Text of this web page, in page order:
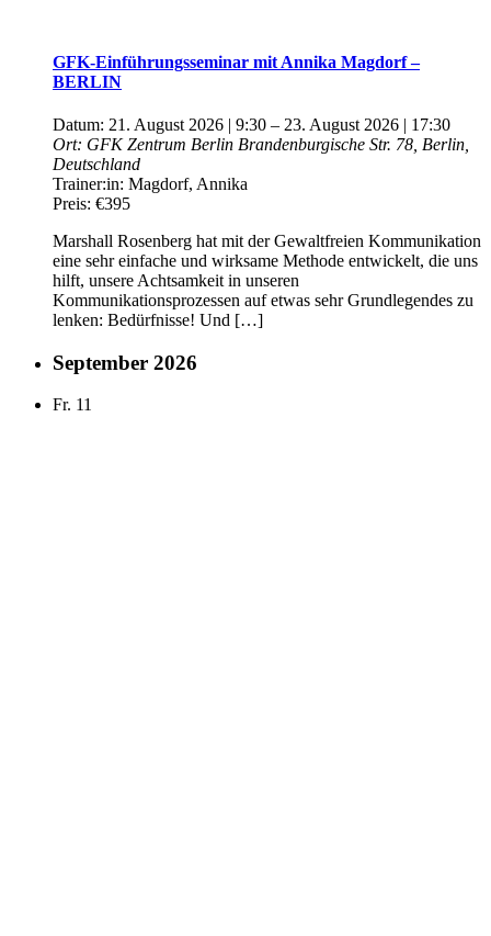
GFK-Einführungsseminar mit Annika Magdorf –
BERLIN
Datum: 21. August 2026 | 9:30 – 23. August 2026 | 17:30
Ort: GFK Zentrum Berlin Brandenburgische Str. 78, Berlin,
Deutschland
Trainer:in: Magdorf, Annika
Preis: €395
Marshall Rosenberg hat mit der Gewaltfreien Kommunikation
eine sehr einfache und wirksame Methode entwickelt, die uns
hilft, unsere Achtsamkeit in unseren
Kommunikationsprozessen auf etwas sehr Grundlegendes zu
lenken: Bedürfnisse! Und […]
September 2026
Fr. 11